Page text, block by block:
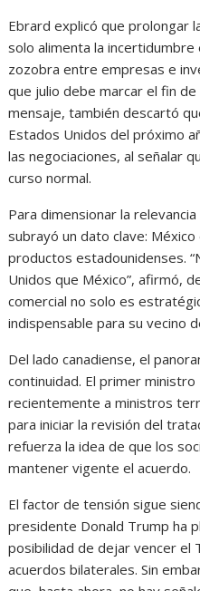
Ebrard explicó que prolongar
solo alimenta la
zozobra entre empresas e
que julio debe marcar el fin
mensaje, también descartó
Estados Unidos del próximo
las negociaciones, al señalar
curso normal.
Para dimensionar la
subrayó un dato clave:
productos estadounidenses.
Unidos que México”, afirmó,
comercial no solo es
indispensable para su vecino
Del lado canadiense, el
continuidad. El primer
recientemente a ministros
para iniciar la revisión del
refuerza la idea de que los
mantener vigente el acuerdo.
El factor de tensión sigue
presidente Donald Trump ha
posibilidad de dejar vencer el
acuerdos bilaterales. Sin